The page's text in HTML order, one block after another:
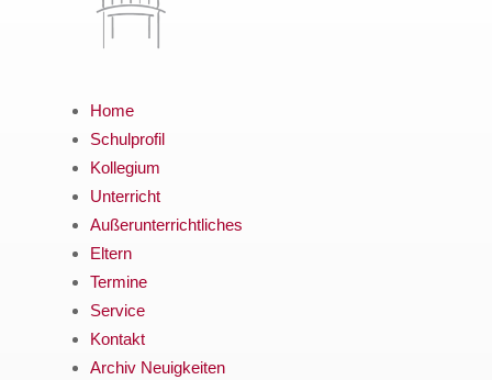
Home
Schulprofil
Kollegium
Unterricht
Außerunterrichtliches
Eltern
Termine
Service
Kontakt
Archiv Neuigkeiten